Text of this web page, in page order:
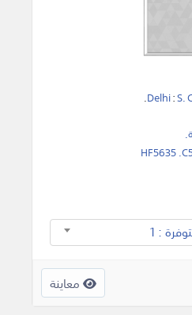
Delhi:S.
.
HF5635
: 1
معاينة